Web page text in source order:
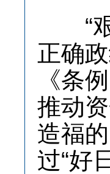
“艰
正确
《条
推动
造福
过“好